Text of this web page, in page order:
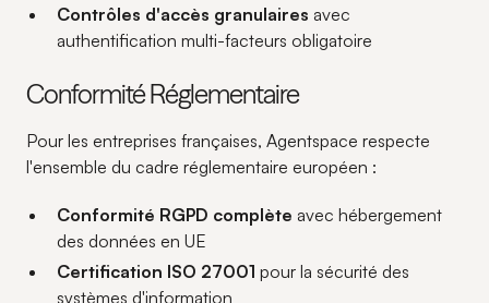
Contrôles d'accès granulaires avec
authentification multi-facteurs obligatoire
Conformité Réglementaire
Pour les entreprises françaises, Agentspace respecte
l'ensemble du cadre réglementaire européen :
Conformité RGPD complète avec hébergement
des données en UE
Certification ISO 27001 pour la sécurité des
systèmes d'information